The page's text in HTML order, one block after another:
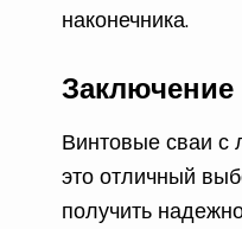
наконечника.
Заключение
Винтовые сваи с
это отличный
получить